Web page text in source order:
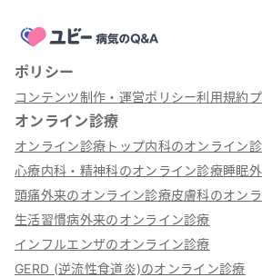
ポリシー
コンテンツ制作・運営ポリシー利用規約
オンライン診療
オンライン診療トップ内科のオンライン
心療内科・精神科のオンライン診療睡眠
頭痛外来のオンライン診療皮膚科のオン
生活習慣病外来のオンライン診療
インフルエンザのオンライン診療
GERD (逆流性食道炎)のオンライン診療